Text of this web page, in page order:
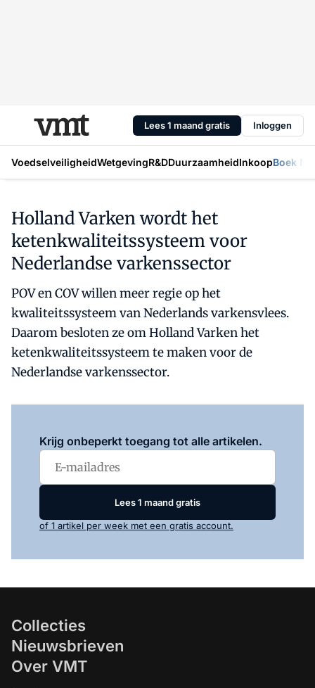
Lees 1 maand gratis Inloggen
VoedselveiligheidWetgevingR&DDuurzaamheidInkoopBoek
Holland Varken wordt het
ketenkwaliteitssysteem voor
Nederlandse varkenssector
POV en COV willen meer regie op het
kwaliteitssysteem van Nederlands varkensvlees.
Daarom besloten ze om Holland Varken het
ketenkwaliteitssysteem te maken voor de
Nederlandse varkenssector.
Krijg onbeperkt toegang tot alle artikelen.
Lees 1 maand gratis
of 1 artikel per week met een gratis account.
Collecties
Nieuwsbrieven
Over VMT